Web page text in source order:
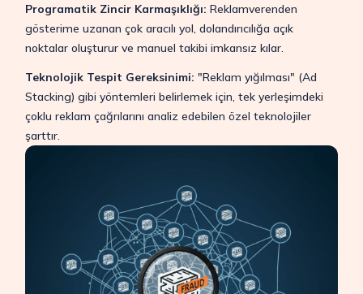
Programatik Zincir Karmaşıklığı: Reklamverenden
gösterime uzanan çok aracılı yol, dolandırıcılığa açık
noktalar oluşturur ve manuel takibi imkansız kılar.
Teknolojik Tespit Gereksinimi: "Reklam yığılması" (Ad
Stacking) gibi yöntemleri belirlemek için, tek yerleşimdeki
çoklu reklam çağrılarını analiz edebilen özel teknolojiler
şarttır.